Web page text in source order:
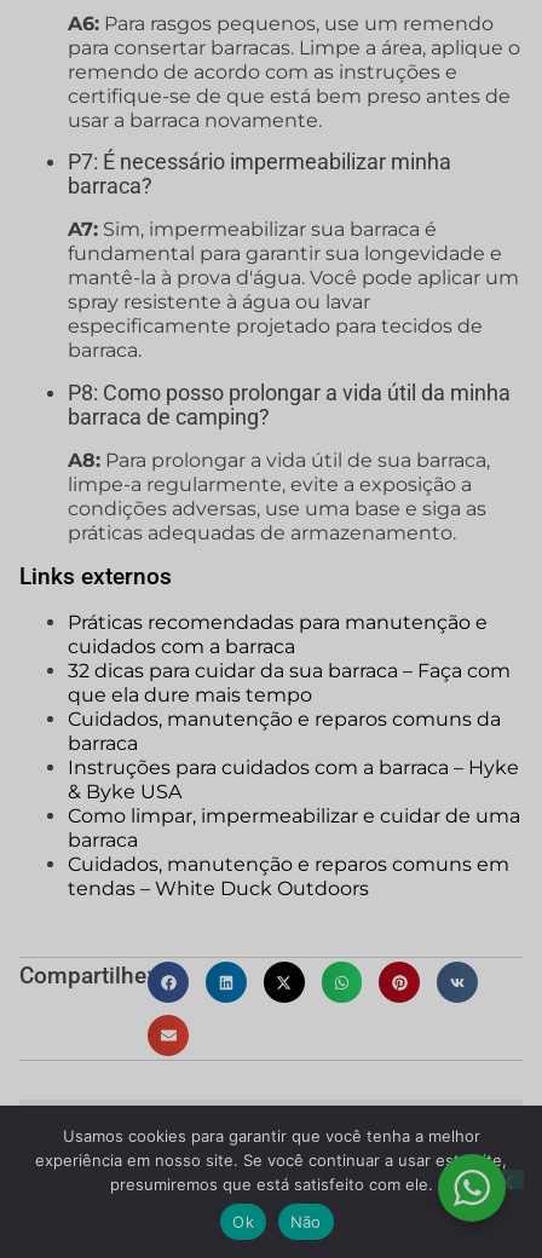
A6: Para rasgos pequenos, use um remendo
para consertar barracas. Limpe a área, aplique o
remendo de acordo com as instruções e
certifique-se de que está bem preso antes de
usar a barraca novamente.
P7: É necessário impermeabilizar minha
barraca?
A7: Sim, impermeabilizar sua barraca é
fundamental para garantir sua longevidade e
mantê-la à prova d'água. Você pode aplicar um
spray resistente à água ou lavar
especificamente projetado para tecidos de
barraca.
P8: Como posso prolongar a vida útil da minha
barraca de camping?
A8: Para prolongar a vida útil de sua barraca,
limpe-a regularmente, evite a exposição a
condições adversas, use uma base e siga as
práticas adequadas de armazenamento.
Links externos
Práticas recomendadas para manutenção e
cuidados com a barraca
32 dicas para cuidar da sua barraca – Faça com
que ela dure mais tempo
Cuidados, manutenção e reparos comuns da
barraca
Instruções para cuidados com a barraca – Hyke
& Byke USA
Como limpar, impermeabilizar e cuidar de uma
barraca
Cuidados, manutenção e reparos comuns em
tendas – White Duck Outdoors
Compartilhe:
Usamos cookies para garantir que você tenha a melhor
experiência em nosso site. Se você continuar a usar este site,
presumiremos que está satisfeito com ele.
Ok
Não